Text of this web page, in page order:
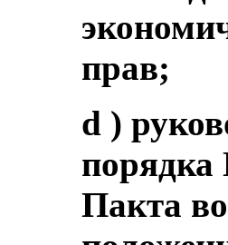
прав;
d )
Пакта